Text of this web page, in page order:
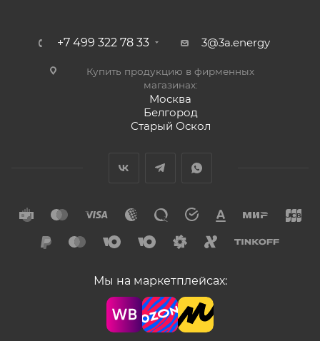
+7 499 322 78 33 3@3a.energy
Купить продукцию в фирменных
магазинах:
Москва
Белгород
Старый Оскол
Мы на маркетплейсах: